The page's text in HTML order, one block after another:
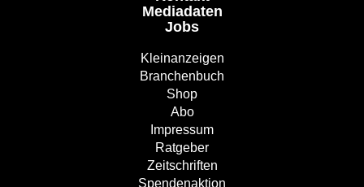
Mediadaten
Jobs
Kleinanzeigen
Branchenbuch
Shop
Abo
Impressum
Ratgeber
Zeitschriften
Spendenaktion